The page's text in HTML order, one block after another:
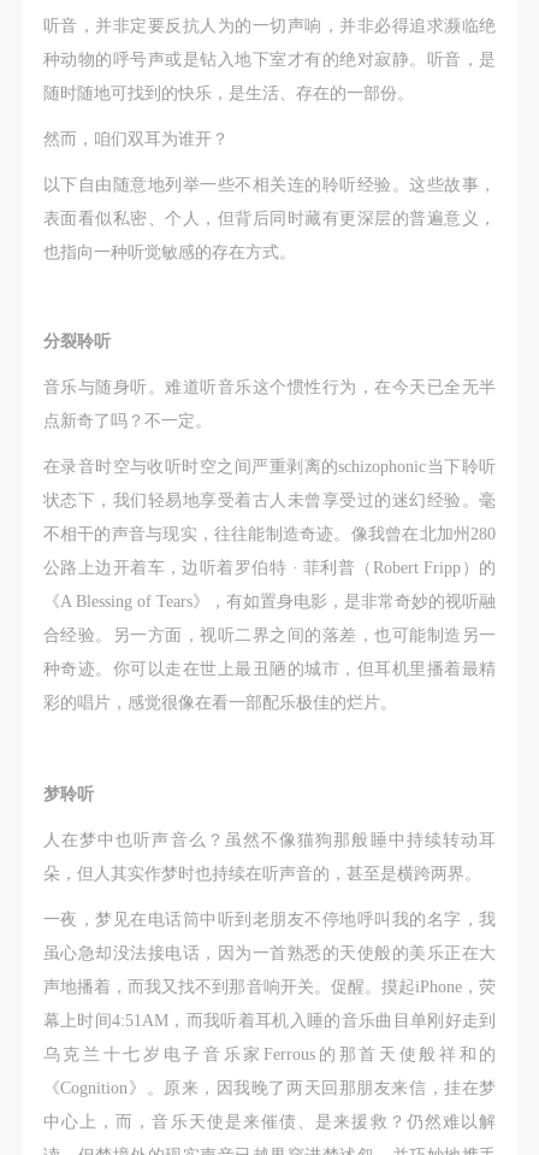
听音，并非定要反抗人为的一切声响，并非必得追求濒临绝
种动物的呼号声或是钻入地下室才有的绝对寂静。听音，是
随时随地可找到的快乐，是生活、存在的一部份。
然而，咱们双耳为谁开？
以下自由随意地列举一些不相关连的聆听经验。这些故事，
表面看似私密、个人，但背后同时藏有更深层的普遍意义，
也指向一种听觉敏感的存在方式。
分裂聆听
音乐与随身听。难道听音乐这个惯性行为，在今天已全无半
点新奇了吗？不一定。
在录音时空与收听时空之间严重剥离的schizophonic当下聆听
状态下，我们轻易地享受着古人未曾享受过的迷幻经验。毫
不相干的声音与现实，往往能制造奇迹。像我曾在北加州280
公路上边开着车，边听着罗伯特 · 菲利普（Robert Fripp）的
《A Blessing of Tears》，有如置身电影，是非常奇妙的视听融
合经验。另一方面，视听二界之间的落差，也可能制造另一
种奇迹。你可以走在世上最丑陋的城市，但耳机里播着最精
彩的唱片，感觉很像在看一部配乐极佳的烂片。
梦聆听
人在梦中也听声音么？虽然不像猫狗那般睡中持续转动耳
朵，但人其实作梦时也持续在听声音的，甚至是横跨两界。
一夜，梦见在电话筒中听到老朋友不停地呼叫我的名字，我
虽心急却没法接电话，因为一首熟悉的天使般的美乐正在大
声地播着，而我又找不到那音响开关。促醒。摸起iPhone，荧
幕上时间4:51AM，而我听着耳机入睡的音乐曲目单刚好走到
乌克兰十七岁电子音乐家Ferrous的那首天使般祥和的
《Cognition》。原来，因我晚了两天回那朋友来信，挂在梦
中心上，而，音乐天使是来催债、是来援救？仍然难以解
第六条
参与活动者在参与活动时应当在美术馆工作人员及活
动导师、教师指导下进行，并正确的使用活动中所涉
与者因个人原因在使用相应绘画工具、创作材料及配
套设备、设施造成个人受伤、伤害他人及造成相应工
具、材料、设备或设施的故障或损坏。参与活动者应
当承当相应的全部责任，并主动赔偿相应的经济损
中央美术学院美术馆肖像权许可使用协议
根据《中华人民共和国广告法》、《中华人民共和国
民法通则》以及 最高人民法院关于贯彻执行 《中华
人民共和国民法通则》若干问题的意见（试行）>的
有关规定，为明确肖像许可方（甲方）和使用方（乙
方）的权利义务关系，经双方友好协商，甲乙双方就
带有甲方肖像的作品的使用达成如下一致协议：
一、 一般约定
（1）、甲方为本协议中的肖像权人，自愿将自己的
肖像权许可乙方作符合本协议约定和法律规定的用
途。
院美术馆与时代同行，努力塑造一个开放、自由、学
术的空间氛围，竭诚与各单位、企业、机构、艺术家
和观众进行良好互动。以学院的学术研究为基础，积
共教育活动，为美院师生、中外艺术家以及社会公众
提供一个交流、学习、展示的平台。作为一家公益性
单位，其开展的公共教育活动以学术性和公益性为
主。
（3）、乙方为甲方拍摄中央美术学院公共教育部所
有公教活动。
二、拍摄内容、使用形式、使用地域范围
第六条
参与活动者在参与活动时应当在美术馆工作人员及活
动导师、教师指导下进行，并正确的使用活动中所涉
与者因个人原因在使用相应绘画工具、创作材料及配
套设备、设施造成个人受伤、伤害他人及造成相应工
具、材料、设备或设施的故障或损坏。参与活动者应
当承当相应的全部责任，并主动赔偿相应的经济损
中央美术学院美术馆肖像权许可使用协议
根据《中华人民共和国广告法》、《中华人民共和国
民法通则》以及 最高人民法院关于贯彻执行 《中华
人民共和国民法通则》若干问题的意见（试行）>的
有关规定，为明确肖像许可方（甲方）和使用方（乙
方）的权利义务关系，经双方友好协商，甲乙双方就
带有甲方肖像的作品的使用达成如下一致协议：
一、 一般约定
（1）、甲方为本协议中的肖像权人，自愿将自己的
肖像权许可乙方作符合本协议约定和法律规定的用
途。
院美术馆与时代同行，努力塑造一个开放、自由、学
术的空间氛围，竭诚与各单位、企业、机构、艺术家
和观众进行良好互动。以学院的学术研究为基础，积
共教育活动，为美院师生、中外艺术家以及社会公众
提供一个交流、学习、展示的平台。作为一家公益性
单位，其开展的公共教育活动以学术性和公益性为
主。
（3）、乙方为甲方拍摄中央美术学院公共教育部所
有公教活动。
二、拍摄内容、使用形式、使用地域范围
第六条
参与活动者在参与活动时应当在美术馆工作人员及活
动导师、教师指导下进行，并正确的使用活动中所涉
与者因个人原因在使用相应绘画工具、创作材料及配
套设备、设施造成个人受伤、伤害他人及造成相应工
具、材料、设备或设施的故障或损坏。参与活动者应
当承当相应的全部责任，并主动赔偿相应的经济损
中央美术学院美术馆肖像权许可使用协议
根据《中华人民共和国广告法》、《中华人民共和国
民法通则》以及 最高人民法院关于贯彻执行 《中华
人民共和国民法通则》若干问题的意见（试行）>的
有关规定，为明确肖像许可方（甲方）和使用方（乙
方）的权利义务关系，经双方友好协商，甲乙双方就
带有甲方肖像的作品的使用达成如下一致协议：
一、 一般约定
（1）、甲方为本协议中的肖像权人，自愿将自己的
肖像权许可乙方作符合本协议约定和法律规定的用
途。
院美术馆与时代同行，努力塑造一个开放、自由、学
术的空间氛围，竭诚与各单位、企业、机构、艺术家
和观众进行良好互动。以学院的学术研究为基础，积
共教育活动，为美院师生、中外艺术家以及社会公众
提供一个交流、学习、展示的平台。作为一家公益性
单位，其开展的公共教育活动以学术性和公益性为
主。
（3）、乙方为甲方拍摄中央美术学院公共教育部所
有公教活动。
二、拍摄内容、使用形式、使用地域范围